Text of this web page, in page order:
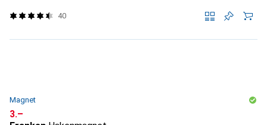
40
Magnet
CHF
3.–